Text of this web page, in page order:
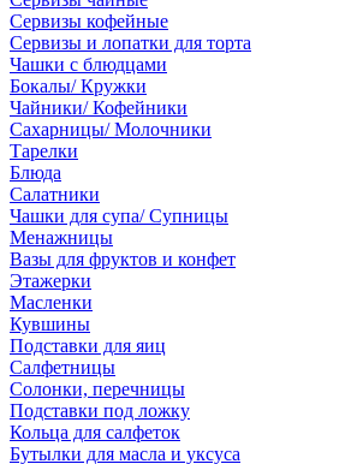
Сервизы кофейные
Сервизы и лопатки для торта
Чашки с блюдцами
Бокалы/ Кружки
Чайники/ Кофейники
Сахарницы/ Молочники
Тарелки
Блюда
Салатники
Чашки для супа/ Супницы
Менажницы
Вазы для фруктов и конфет
Этажерки
Масленки
Кувшины
Подставки для яиц
Салфетницы
Солонки, перечницы
Подставки под ложку
Кольца для салфеток
Бутылки для масла и уксуса